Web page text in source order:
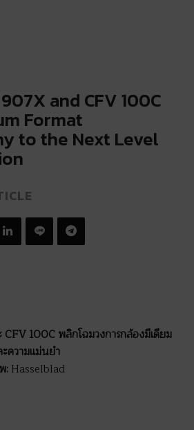
and CFV 100C
Format
to the Next Level
100C พลิกโฉมวงการกล้องมีเดียม
ความแม่นยำ
:Hasselblad